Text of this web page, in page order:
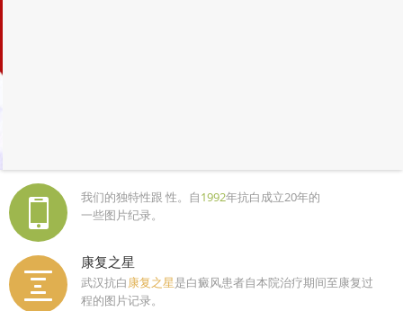
我们的独特性跟 性。自1992年抗白成立20年的
一些图片纪录。
康复之星
武汉抗白康复之星是白癜风患者自本院治疗期间至康复过
程的图片记录。